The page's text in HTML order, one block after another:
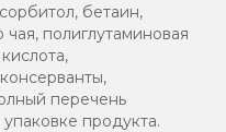
бетаин,
чая, полиглутаминовая
перечень
продукта.